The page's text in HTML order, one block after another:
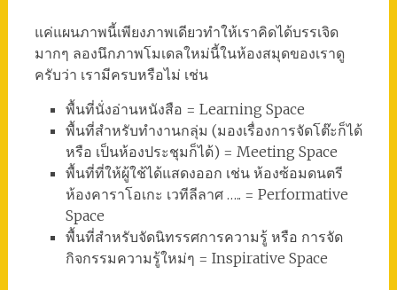
แค่แผนภาพนี้เพียงภาพเดียวทำให้เราคิดได้บรรเจิด
มากๆ ลองนึกภาพโมเดลใหม่นี้ในห้องสมุดของเราดู
ครับว่า เรามีครบหรือไม่ เช่น
พื้นที่นั่งอ่านหนังสือ = Learning Space
พื้นที่สำหรับทำงานกลุ่ม (มองเรื่องการจัดโต๊ะก็ได้
หรือ เป็นห้องประชุมก็ได้) = Meeting Space
พื้นที่ที่ให้ผู้ใช้ได้แสดงออก เช่น ห้องซ้อมดนตรี
ห้องคาราโอเกะ เวทีลีลาศ ….. = Performative
Space
พื้นที่สำหรับจัดนิทรรศการความรู้ หรือ การจัด
กิจกรรมความรู้ใหม่ๆ = Inspirative Space